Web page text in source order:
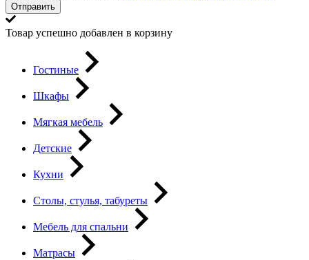
Отправить
Товар успешно добавлен в корзину
Гостиные
Шкафы
Мягкая мебель
Детские
Кухни
Столы, стулья, табуреты
Мебель для спальни
Матрасы